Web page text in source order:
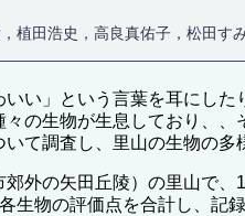
植田浩史，高良真佑子，松田す
い」という言葉を耳にし
の生物が生息しており、
て調査し、里山の生物の
外の矢田丘陵）の里山で
生物の評価点を合計し、記